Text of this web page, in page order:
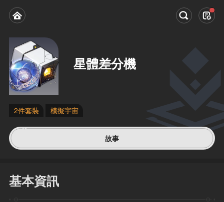
星體差分機
2件套裝 模擬宇宙
故事
基本資訊